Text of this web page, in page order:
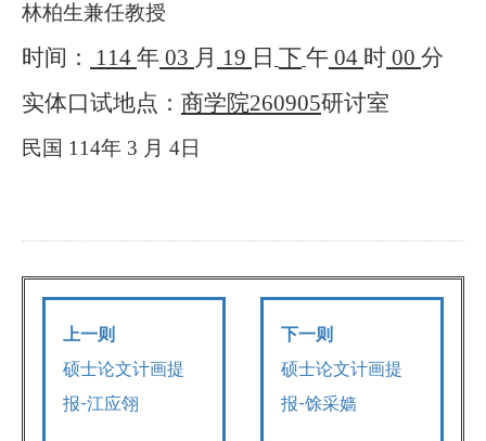
林柏生兼任教授
时间： 114 年 03 月 19 日 下午 04 时 00 分
实体口试地点： 商学院260905研讨室
民国 114年 3 月 4日
上一则
硕士论文计画提
报-江应翎
下一则
硕士论文计画提
报-馀采嫱